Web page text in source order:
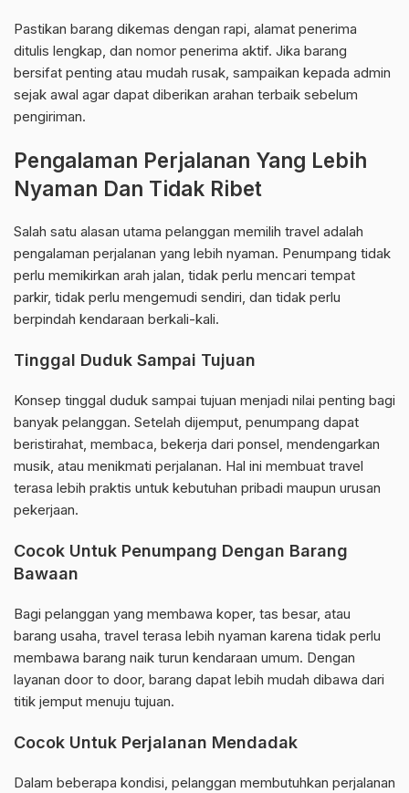
Pastikan barang dikemas dengan rapi, alamat penerima
ditulis lengkap, dan nomor penerima aktif. Jika barang
bersifat penting atau mudah rusak, sampaikan kepada admin
sejak awal agar dapat diberikan arahan terbaik sebelum
pengiriman.
Pengalaman Perjalanan Yang Lebih
Nyaman Dan Tidak Ribet
Salah satu alasan utama pelanggan memilih travel adalah
pengalaman perjalanan yang lebih nyaman. Penumpang tidak
perlu memikirkan arah jalan, tidak perlu mencari tempat
parkir, tidak perlu mengemudi sendiri, dan tidak perlu
berpindah kendaraan berkali-kali.
Tinggal Duduk Sampai Tujuan
Konsep tinggal duduk sampai tujuan menjadi nilai penting bagi
banyak pelanggan. Setelah dijemput, penumpang dapat
beristirahat, membaca, bekerja dari ponsel, mendengarkan
musik, atau menikmati perjalanan. Hal ini membuat travel
terasa lebih praktis untuk kebutuhan pribadi maupun urusan
pekerjaan.
Cocok Untuk Penumpang Dengan Barang
Bawaan
Bagi pelanggan yang membawa koper, tas besar, atau
barang usaha, travel terasa lebih nyaman karena tidak perlu
membawa barang naik turun kendaraan umum. Dengan
layanan door to door, barang dapat lebih mudah dibawa dari
titik jemput menuju tujuan.
Cocok Untuk Perjalanan Mendadak
Dalam beberapa kondisi, pelanggan membutuhkan perjalanan